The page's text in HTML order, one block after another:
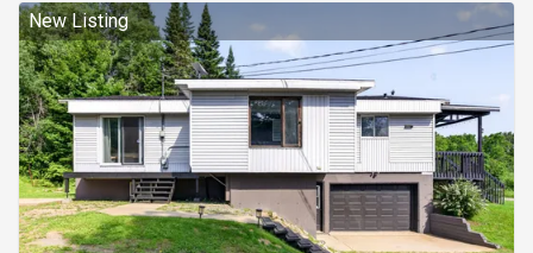
pieds. Profitez aussi d'une terrasse 3-saisons et
d'un terrain i
New Listing